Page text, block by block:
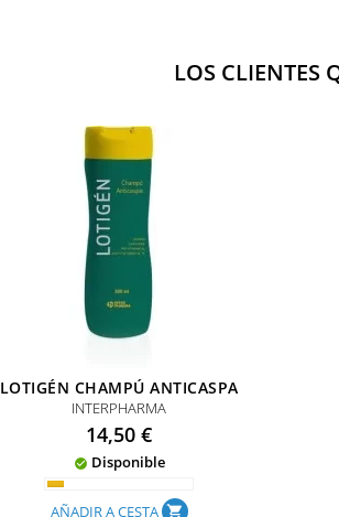
LOS CLIENTES
LOTIGÉN CHAMPÚ ANTICASPA
INTERPHARMA
Precio
14,50 €
 Disponible
AÑADIR A CESTA shopping_cart